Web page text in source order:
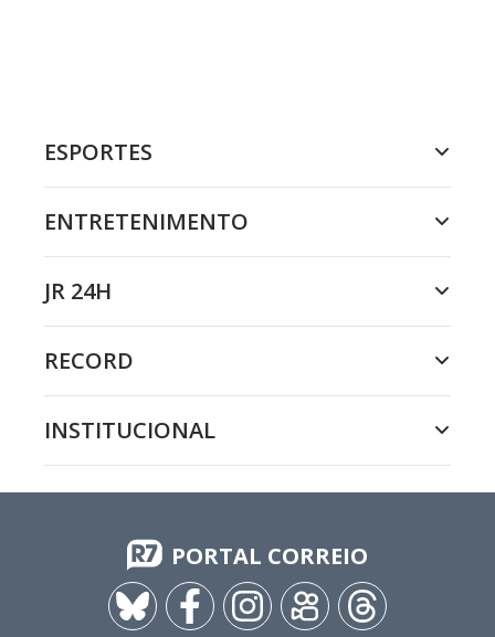
ESPORTES
ENTRETENIMENTO
JR 24H
RECORD
INSTITUCIONAL
PORTAL CORREIO